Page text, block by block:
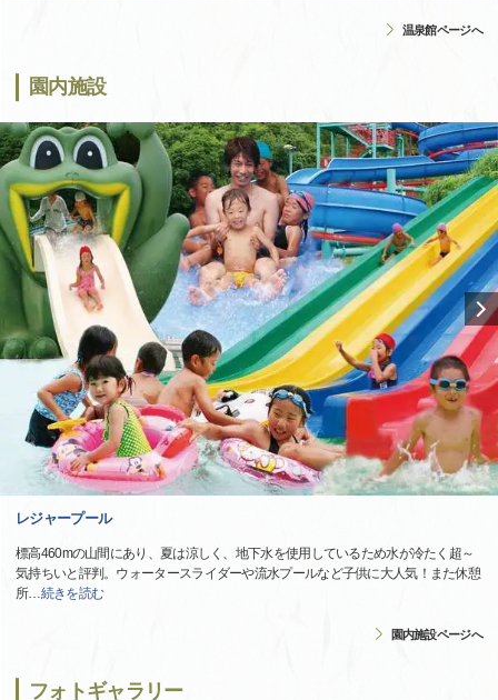
温泉館ページへ
園内施設
レジャープール
標高460mの山間にあり、夏は涼しく、地下水を使用しているため水が冷たく超～
気持ちいと評判。ウォータースライダーや流水プールなど子供に大人気！また休憩
所…続きを読む
園内施設ページへ
フォトギャラリー